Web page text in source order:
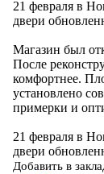
21 февраля в
двери
Магазин был
После
комфортнее.
установлено
примерки и
21 февраля в
двери
Добавить в